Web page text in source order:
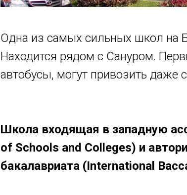
Одна из самых сильных школ на
Находится рядом с Сануром.
автобусы, могут привозить
Школа входящая в западную
of Schools and Colleges) и
бакалавриата (International